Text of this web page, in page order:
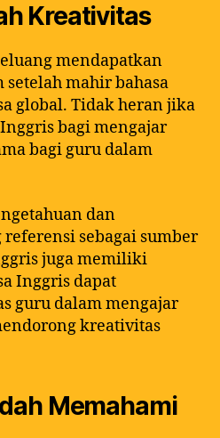
Kreativitas
mendapatkan
mahir bahasa
global. Tidak heran jika
bagi mengajar
bagi guru dalam
dan
sebagai sumber
juga memiliki
Inggris dapat
guru dalam mengajar
kreativitas
Memahami